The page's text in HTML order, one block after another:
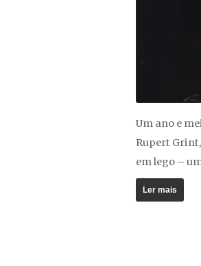
Um ano e
Rupert
em lego –
Ler mais